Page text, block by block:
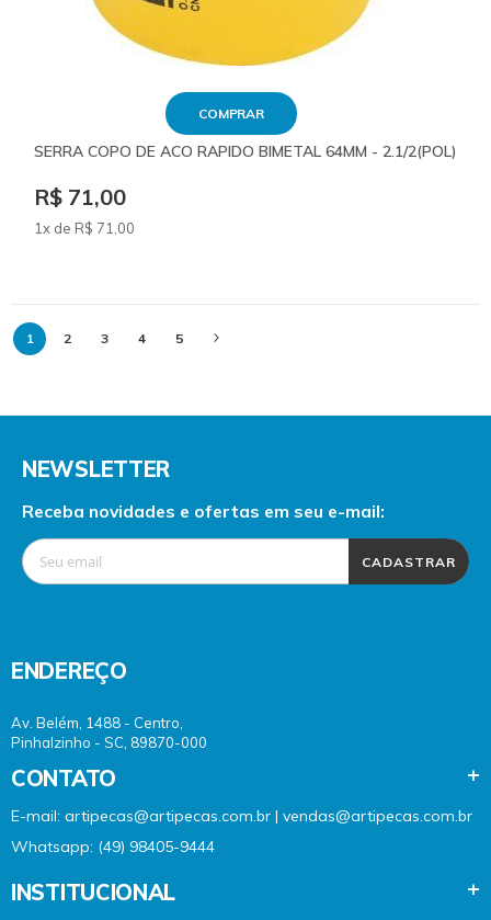
COMPRAR
SERRA COPO DE ACO RAPIDO BIMETAL 64MM - 2.1/2(POL)
R$ 71,00
1x de R$ 71,00
Página
Você
está
1 2 3 4
Página
5
NEWSLETTER
Receba novidades e ofertas em seu e-mail:
CADASTRAR
ENDEREÇO
Av. Belém, 1488 - Centro,
Pinhalzinho - SC, 89870-000
CONTATO
E-mail: artipecas@artipecas.com.br | vendas@artipecas.com.br
Whatsapp: (49) 98405-9444
INSTITUCIONAL